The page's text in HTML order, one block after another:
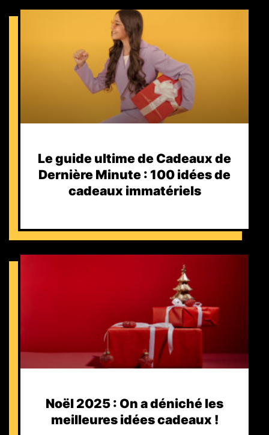
Le guide ultime de Cadeaux de
Dernière Minute : 100 idées de
cadeaux immatériels
Noël 2025 : On a déniché les
meilleures idées cadeaux !